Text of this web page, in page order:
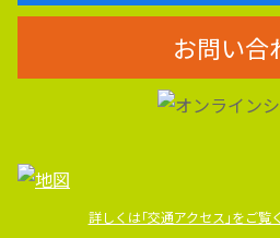
お問い合
詳しくは｢交通アクセス｣をご覧